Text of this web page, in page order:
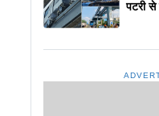
पटरी से